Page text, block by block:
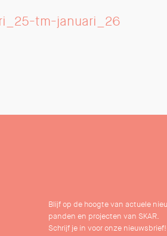
tm-januari_26
Blijf op de hoogte van actuele
panden en projecten van SKAR.
Schrijf je in voor onze nieuwsbrief!